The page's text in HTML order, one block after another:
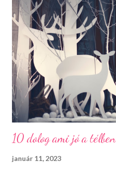
10 dolog ami jó a télben
január 11, 2023